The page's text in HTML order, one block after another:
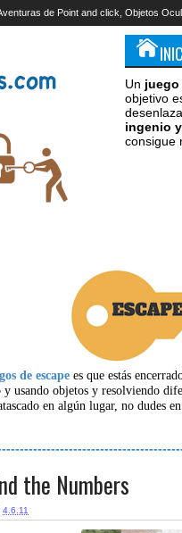
de Point and click, Objetos
Un juego
objetivo
ingenio
consigue
de escape es que estás
y usando objetos y resolviendo
en algún lugar, no dudes
the Numbers
4.6.11